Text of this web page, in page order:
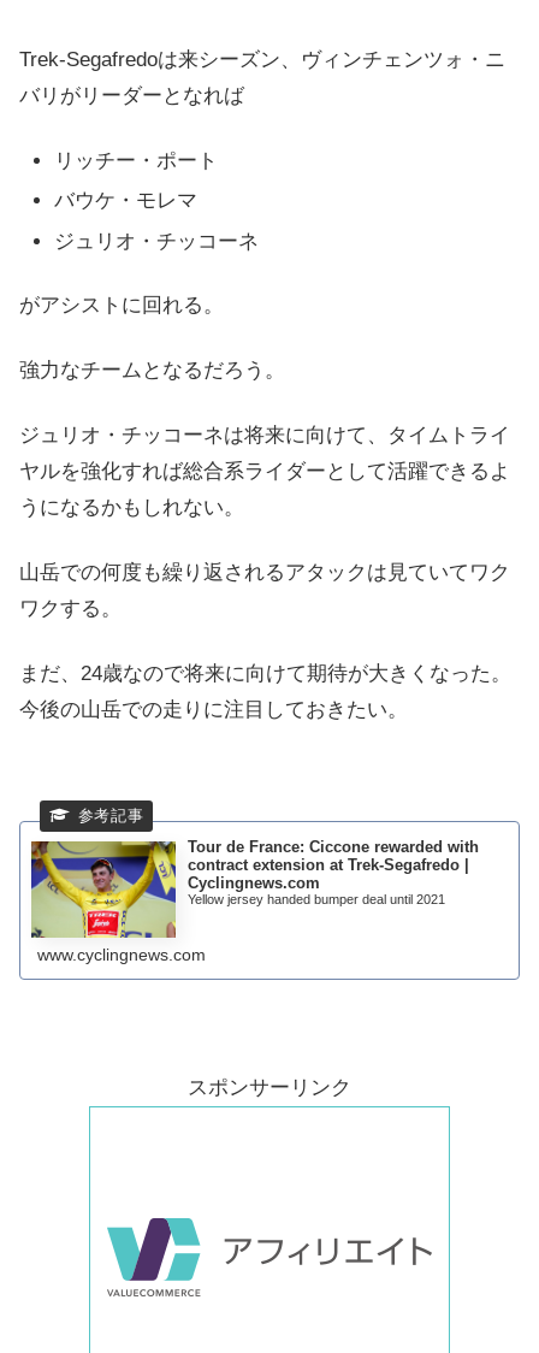
Trek-Segafredoは来シーズン、ヴィンチェンツォ・ニ
バリがリーダーとなれば
リッチー・ポート
バウケ・モレマ
ジュリオ・チッコーネ
がアシストに回れる。
強力なチームとなるだろう。
ジュリオ・チッコーネは将来に向けて、タイムトライ
ヤルを強化すれば総合系ライダーとして活躍できるよ
うになるかもしれない。
山岳での何度も繰り返されるアタックは見ていてワク
ワクする。
まだ、24歳なので将来に向けて期待が大きくなった。
今後の山岳での走りに注目しておきたい。
Tour de France: Ciccone rewarded with
contract extension at Trek-Segafredo |
Cyclingnews.com
Yellow jersey handed bumper deal until 2021
www.cyclingnews.com
スポンサーリンク